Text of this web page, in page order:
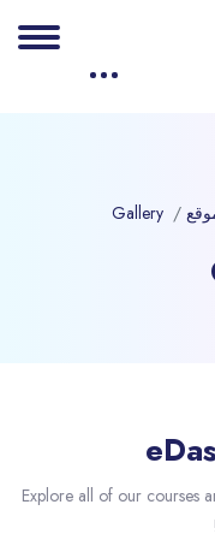
Gallery
Explore all of our courses